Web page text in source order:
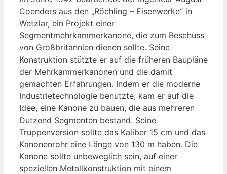
Coenders aus den „Röchling – Eisenwerke“ in
Wetzlar, ein Projekt einer
Segmentmehrkammerkanone, die zum Beschuss
von Großbritannien dienen sollte. Seine
Konstruktion stützte er auf die früheren Baupläne
der Mehrkammerkanonen und die damit
gemachten Erfahrungen. Indem er die moderne
Industrietechnologie benutzte, kam er auf die
Idee, eine Kanone zu bauen, die aus mehreren
Dutzend Segmenten bestand. Seine
Truppenversion sollte das Kaliber 15 cm und das
Kanonenrohr eine Länge von 130 m haben. Die
Kanone sollte unbeweglich sein, auf einer
speziellen Metallkonstruktion mit einem